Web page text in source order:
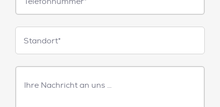
Standorte
Standort*
Freitext
Nachricht